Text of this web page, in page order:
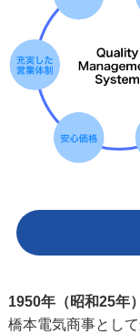
1950年（昭和25年
橋本電気商事とし